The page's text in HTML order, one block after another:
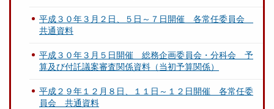
平成３０年３月２日、５日～７日開催 各常任委員会
共通資料
平成３０年３月５日開催 総務企画委員会・分科会 予
算及び付託議案審査関係資料（当初予算関係）
平成２９年１２月８日、１１日～１２日開催 各常任委
員会 共通資料